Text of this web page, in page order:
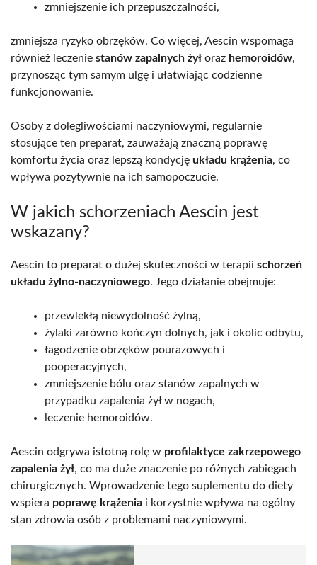
zmniejszenie ich przepuszczalności,
zmniejsza ryzyko obrzęków. Co więcej, Aescin wspomaga
również leczenie stanów zapalnych żył oraz hemoroidów,
przynosząc tym samym ulgę i ułatwiając codzienne
funkcjonowanie.
Osoby z dolegliwościami naczyniowymi, regularnie
stosujące ten preparat, zauważają znaczną poprawę
komfortu życia oraz lepszą kondycję układu krążenia, co
wpływa pozytywnie na ich samopoczucie.
W jakich schorzeniach Aescin jest
wskazany?
Aescin to preparat o dużej skuteczności w terapii schorzeń
układu żylno-naczyniowego. Jego działanie obejmuje:
przewlekłą niewydolność żylną,
żylaki zarówno kończyn dolnych, jak i okolic odbytu,
łagodzenie obrzęków pourazowych i
pooperacyjnych,
zmniejszenie bólu oraz stanów zapalnych w
przypadku zapalenia żył w nogach,
leczenie hemoroidów.
Aescin odgrywa istotną rolę w profilaktyce zakrzepowego
zapalenia żył, co ma duże znaczenie po różnych zabiegach
chirurgicznych. Wprowadzenie tego suplementu do diety
wspiera poprawę krążenia i korzystnie wpływa na ogólny
stan zdrowia osób z problemami naczyniowymi.